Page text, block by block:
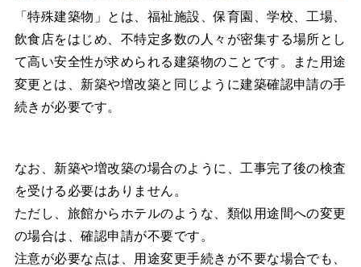
「特殊建築物」とは、福祉施設、保育園、学校、工場、
飲食店をはじめ、不特定多数の人々が密集する場所とし
て高い安全性が求められる建築物のことです。また用途
変更とは、新築や増改築と同じように建築確認申請の手
続きが必要です。
なお、新築や増改築の場合のように、工事完了後の検査
を受ける必要はありません。
ただし、旅館からホテルのような、類似用途間への変更
の場合は、確認申請が不要です。
注意が必要な点は、用途変更手続きが不要な場合でも、